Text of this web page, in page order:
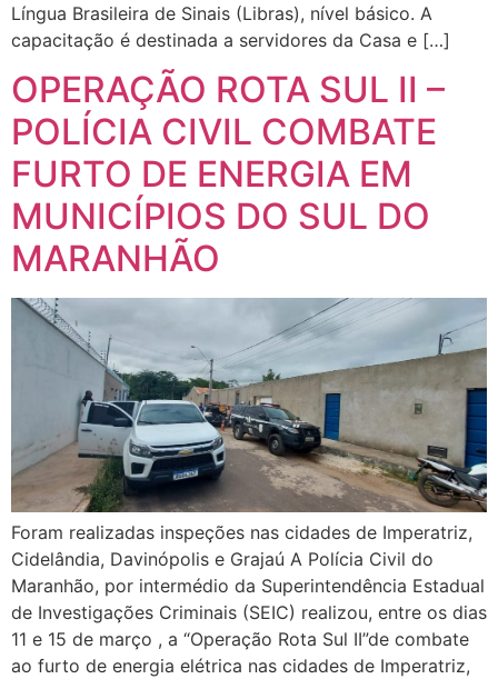
Língua Brasileira de Sinais (Libras), nível básico. A
capacitação é destinada a servidores da Casa e […]
OPERAÇÃO ROTA SUL II –
POLÍCIA CIVIL COMBATE
FURTO DE ENERGIA EM
MUNICÍPIOS DO SUL DO
MARANHÃO
Foram realizadas inspeções nas cidades de Imperatriz,
Cidelândia, Davinópolis e Grajaú A Polícia Civil do
Maranhão, por intermédio da Superintendência Estadual
de Investigações Criminais (SEIC) realizou, entre os dias
11 e 15 de março , a “Operação Rota Sul II”de combate
ao furto de energia elétrica nas cidades de Imperatriz,